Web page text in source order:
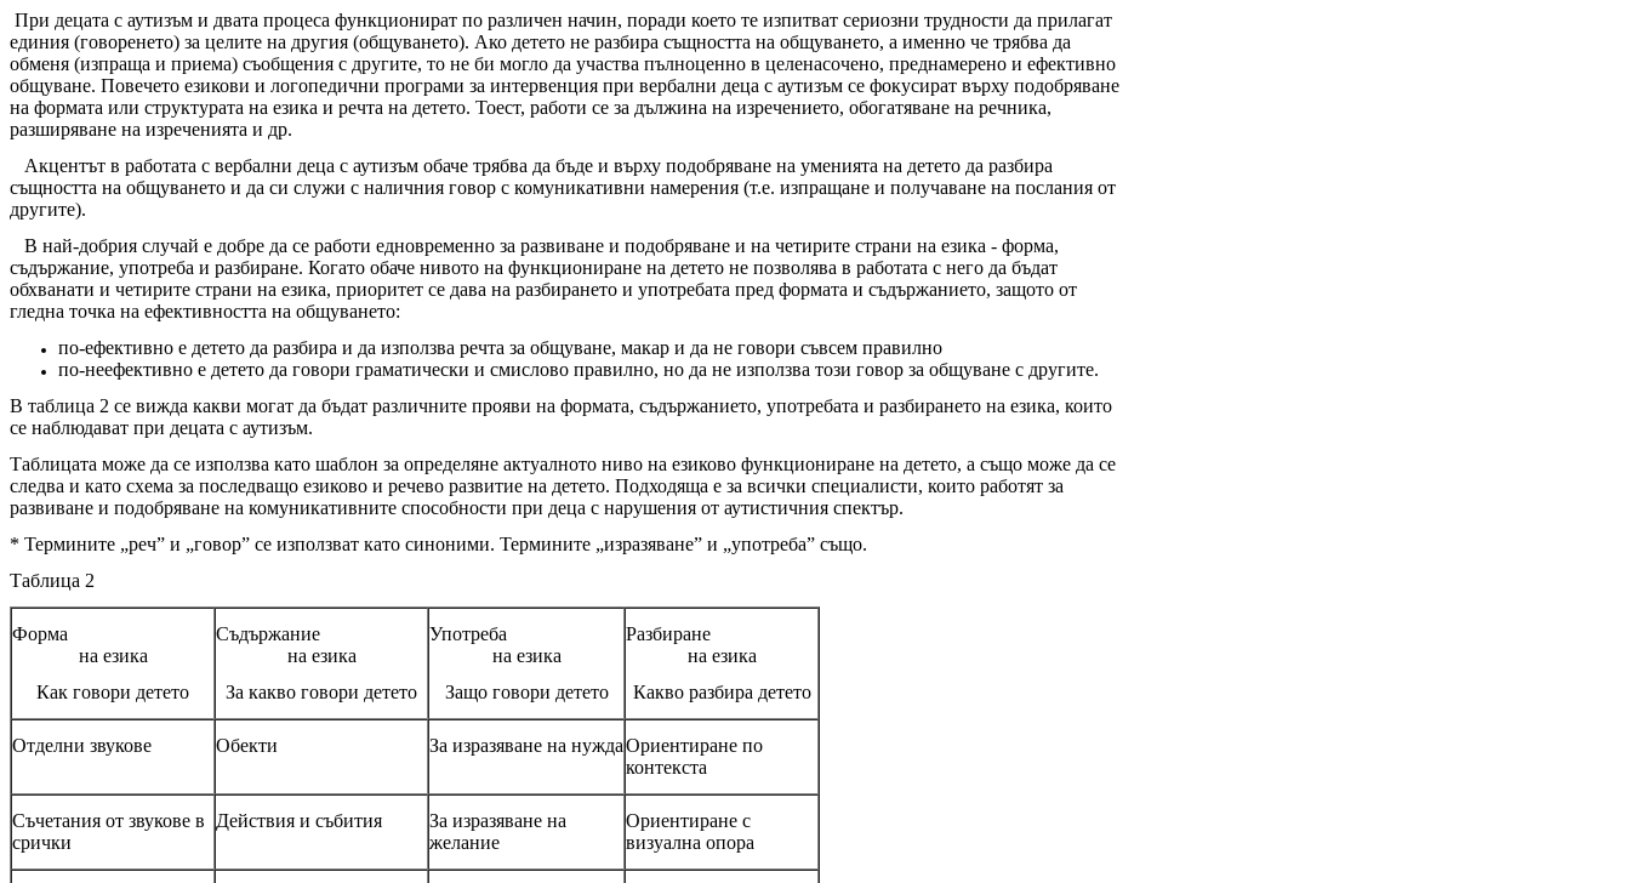
При децата с аутизъм и двата процеса функционират по различен начин, поради което те изпитват сериозни трудности да прилагат
единия (говоренето) за целите на другия (общуването). Aко детето не разбира същността на общуването, а именно че трябва да
обменя (изпраща и приема) съобщения с другите, то не би могло да участва пълноценно в целенасочено, преднамерено и ефективно
общуване. Повечето езикови и логопедични програми за интервенция при вербални деца с аутизъм се фокусират върху подобряване
на формата или структурата на езикa и речта на детето. Тоест, работи се за дължина на изречението, обогатяване на речника,
разширяване на изреченията и др.
Акцентът в работата с вербални деца с аутизъм обаче трябва да бъде и върху подобряване на уменията на детето да разбира
същността на общуването и да си служи с наличния говор с комуникативни намерения (т.е. изпращане и получаване на послания от
другите).
В най-добрия случай е добре да се работи едновременно за развиване и подобряване и на четирите страни на езика - форма,
съдържание, употреба и разбиране. Когато обаче нивото на функциониране на детето не позволява в работата с него да бъдат
обхванати и четирите страни на езика, приоритет се дава на разбирането и употребата пред формата и съдържанието, защото от
гледна точка на ефективността на общуването:
по-ефективно е детето да разбира и да използва речта за общуване, макар и да не говори съвсем правилно
по-неефективно е детето да говори граматически и смислово правилно, но да не използва този говор за общуване с другите.
В таблица 2 се вижда какви могат да бъдат различните прояви на формата, съдържанието, употребата и разбирането на езика, които
се наблюдават при децата с аутизъм.
Таблицата може да се използва като шаблон за определяне актуалното ниво на езиково функциониране на детето, а също може да се
следва и като схема за последващо езиково и речево развитие на детето. Подходяща е за всички специалисти, които работят за
развиване и подобряване на комуникативните способности при деца с нарушения от аутистичния спектър.
* Термините „реч” и „говор” се използват като синоними. Термините „изразяване” и „употреба” също.
Таблица 2
Форма
на езика
Как говори детето
Съдържание
на езика
За какво говори детето
Употреба
на езика
Защо говори детето
Разбиране
на езика
Какво разбира детето
Отделни звукове Обекти За изразяване на нуждаОриентиране по
контекста
Съчетания от звукове в
срички
Действия и събития
За изразяване на
желание
Ориентиране с
визуална опора